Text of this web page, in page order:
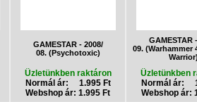
GAMESTAR - 2008/
08. (Psychotoxic)
Üzletünkben raktáron
Normál ár: 1.995 Ft
Webshop ár: 1.995 Ft
GAMESTAR
09. (Warhammer
Warrior)
Üzletünkben
Normál ár:
Webshop ár: